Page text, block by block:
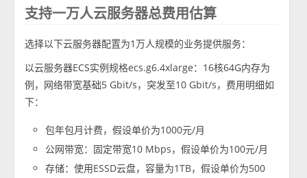
支持一万人云服务器总费用估算
选择以下云服务器配置为1万人规模的业务提供服务：
以云服务器ECS实例规格ecs.g6.4xlarge：16核64G内存为
例，网络带宽基础5 Gbit/s，突发至10 Gbit/s，费用明细如
下：
包年包月计费，假设单价为1000元/月
公网带宽：固定带宽10 Mbps，假设单价为100元/月
存储：使用ESSD云盘，容量为1TB，假设单价为500